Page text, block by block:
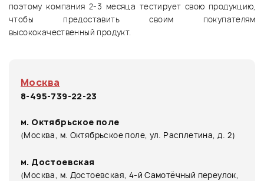
поэтому компания 2-3 месяца тестирует свою продукцию,
чтобы предоставить своим покупателям
высококачественный продукт.
Москва
8-495-739-22-23
м. Октябрьское поле
(Москва, м. Октябрьское поле, ул. Расплетина, д. 2)
м. Достоевская
(Москва, м. Достоевская, 4-й Самотёчный переулок,